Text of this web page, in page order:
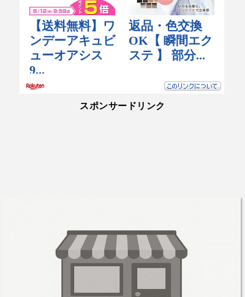
スポンサードリンク